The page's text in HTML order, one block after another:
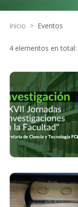
Inicio > Eventos
4 elementos en total: